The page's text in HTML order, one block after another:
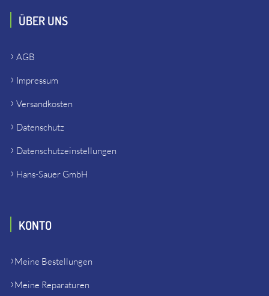
ÜBER UNS
AGB
Impressum
Versandkosten
Datenschutz
Datenschutzeinstellungen
Hans-Sauer GmbH
KONTO
Meine Bestellungen
Meine Reparaturen